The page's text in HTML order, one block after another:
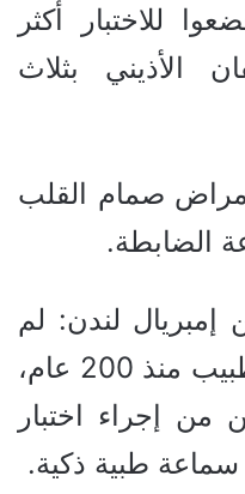
للاختبار أكثر
الأذيني بثلاث
صمام القلب
الضابطة.
إمبريال لندن: لم
يتغير تصميم سماعة الطبيب منذ 200 عام،
من إجراء اختبار